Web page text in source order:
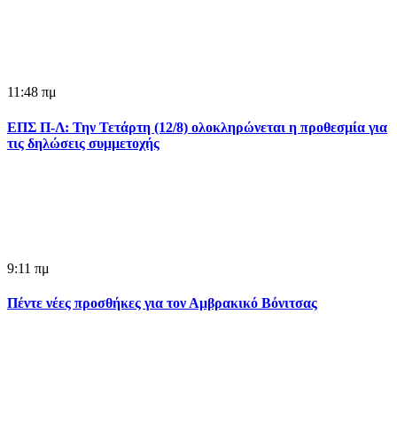
11:48 πμ
ΕΠΣ Π-Λ: Την Τετάρτη (12/8) ολοκληρώνεται η προθεσμία για
τις δηλώσεις συμμετοχής
9:11 πμ
Πέντε νέες προσθήκες για τον Αμβρακικό Βόνιτσας